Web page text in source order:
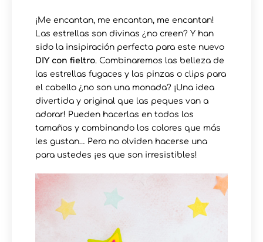
¡Me encantan, me encantan, me encantan!
Las estrellas son divinas ¿no creen? Y han
sido la insipiración perfecta para este nuevo
DIY con fieltro. Combinaremos las belleza de
las estrellas fugaces y las pinzas o clips para
el cabello ¿no son una monada? ¡Una idea
divertida y original que las peques van a
adorar! Pueden hacerlas en todos los
tamaños y combinando los colores que más
les gustan… Pero no olviden hacerse una
para ustedes ¡es que son irresistibles!